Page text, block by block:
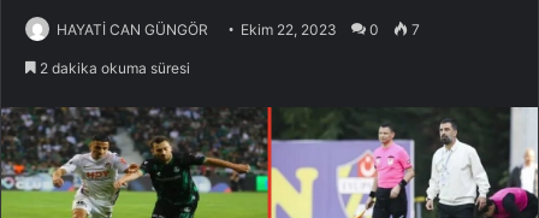
HAYATİ CAN GÜNGÖR Ekim 22, 2023 0 7
2 dakika okuma süresi